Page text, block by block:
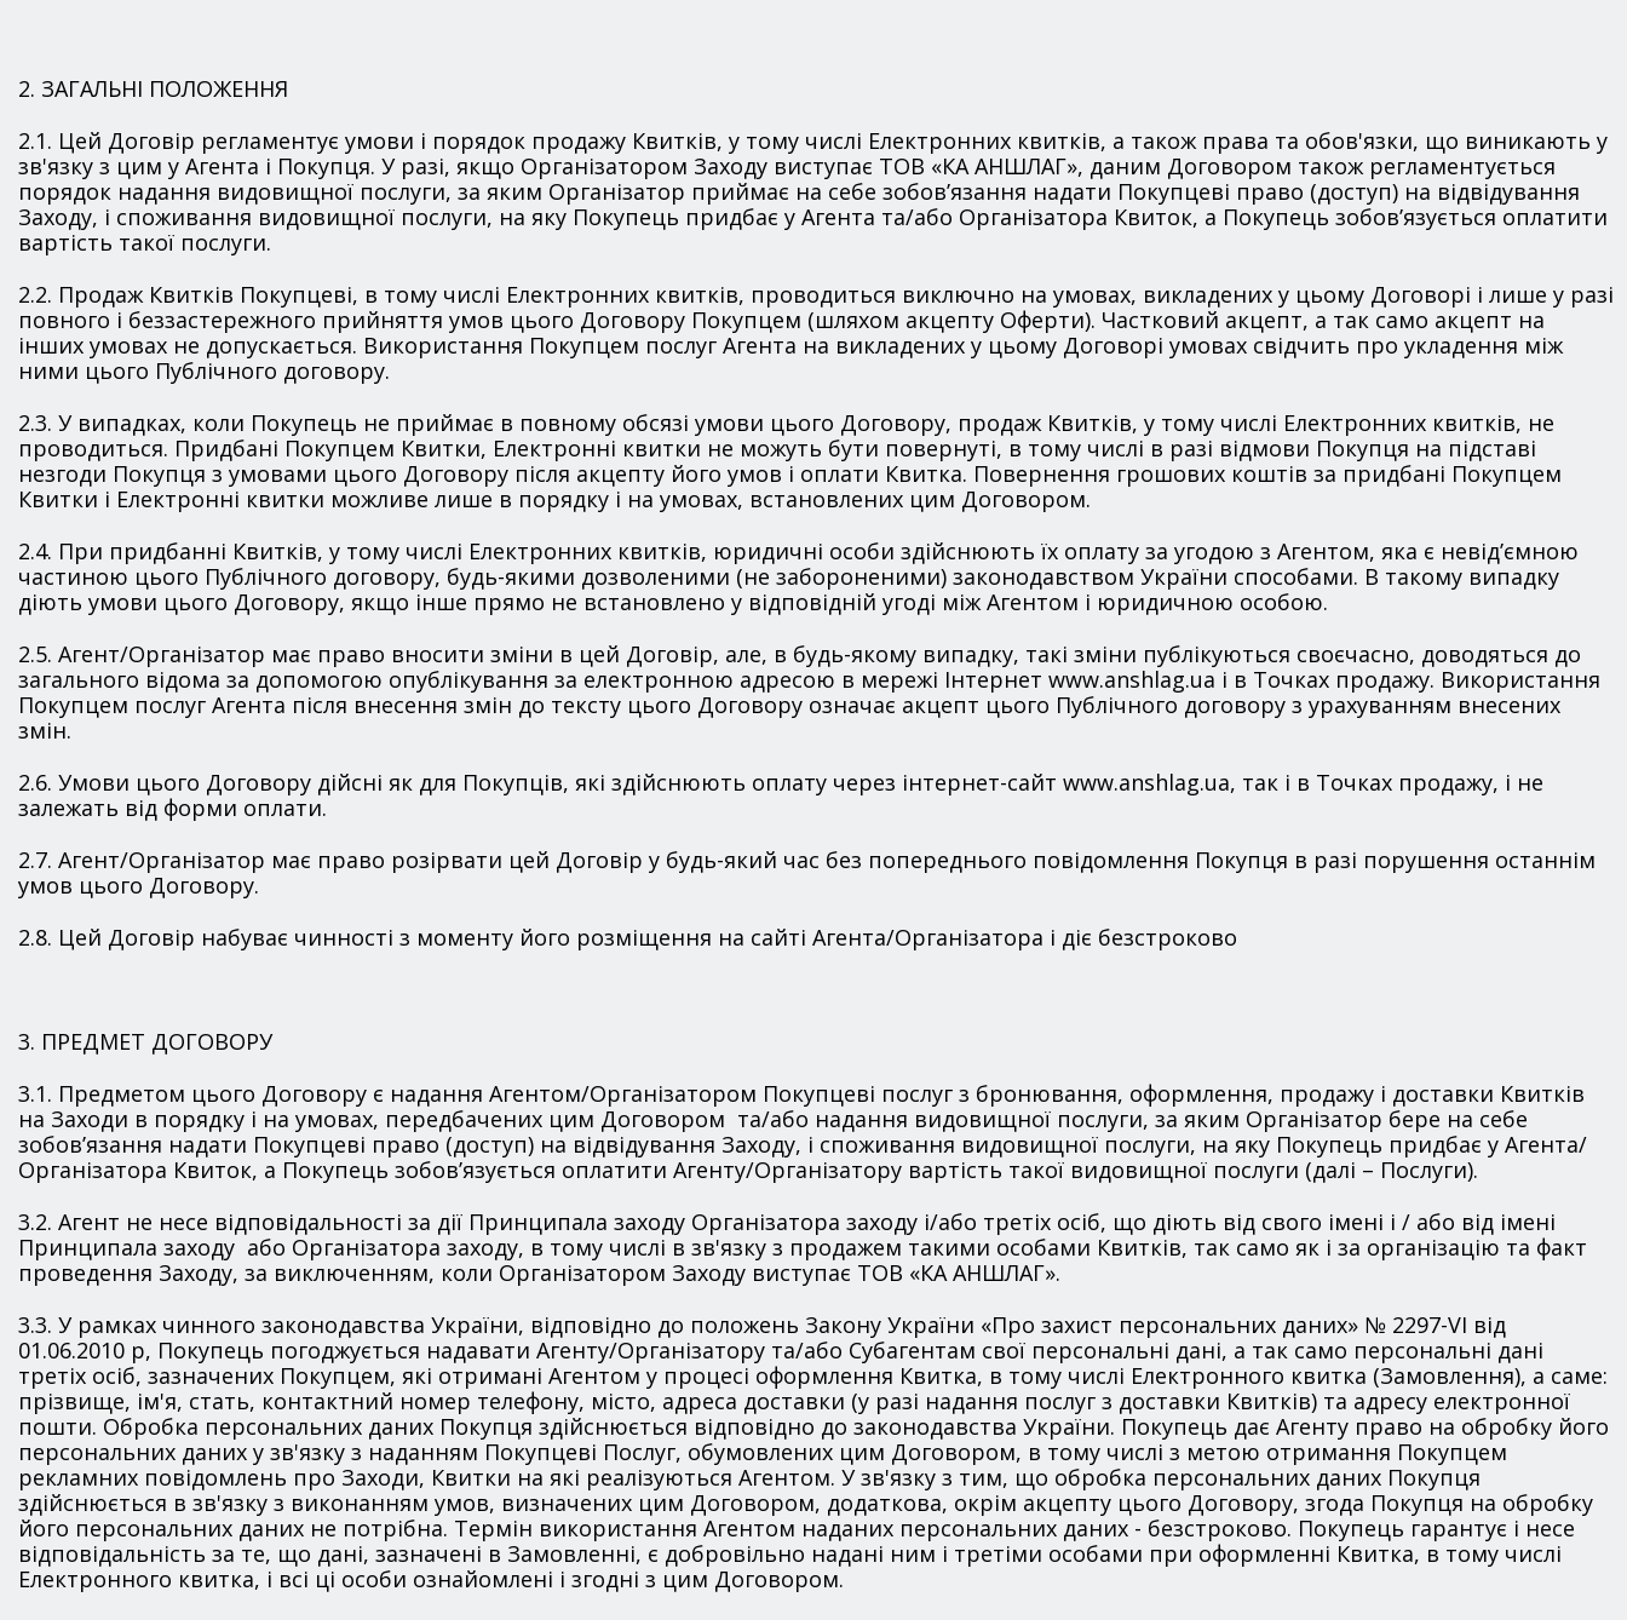
2. ЗАГАЛЬНІ ПОЛОЖЕННЯ
2.1. Цей Договір регламентує умови і порядок продажу Квитків, у тому числі Електронних квитків, а також права та обов'язки, що виникають у
зв'язку з цим у Агента і Покупця. У разі, якщо Організатором Заходу виступає ТОВ «КА АНШЛАГ», даним Договором також регламентується
порядок надання видовищної послуги, за яким Організатор приймає на себе зобов’язання надати Покупцеві право (доступ) на відвідування
Заходу, і споживання видовищної послуги, на яку Покупець придбає у Агента та/або Організатора Квиток, а Покупець зобов’язується оплатити
вартість такої послуги.
2.2. Продаж Квитків Покупцеві, в тому числі Електронних квитків, проводиться виключно на умовах, викладених у цьому Договорі і лише у разі
повного і беззастережного прийняття умов цього Договору Покупцем (шляхом акцепту Оферти). Частковий акцепт, а так само акцепт на
інших умовах не допускається. Використання Покупцем послуг Агента на викладених у цьому Договорі умовах свідчить про укладення між
ними цього Публічного договору.
2.3. У випадках, коли Покупець не приймає в повному обсязі умови цього Договору, продаж Квитків, у тому числі Електронних квитків, не
проводиться. Придбані Покупцем Квитки, Електронні квитки не можуть бути повернуті, в тому числі в разі відмови Покупця на підставі
незгоди Покупця з умовами цього Договору після акцепту його умов і оплати Квитка. Повернення грошових коштів за придбані Покупцем
Квитки і Електронні квитки можливе лише в порядку і на умовах, встановлених цим Договором.
2.4. При придбанні Квитків, у тому числі Електронних квитків, юридичні особи здійснюють їх оплату за угодою з Агентом, яка є невід’ємною
частиною цього Публічного договору, будь-якими дозволеними (не забороненими) законодавством України способами. В такому випадку
діють умови цього Договору, якщо інше прямо не встановлено у відповідній угоді між Агентом і юридичною особою.
2.5. Агент/Організатор має право вносити зміни в цей Договір, але, в будь-якому випадку, такі зміни публікуються своєчасно, доводяться до
загального відома за допомогою опублікування за електронною адресою в мережі Інтернет www.anshlag.ua і в Точках продажу. Використання
Покупцем послуг Агента після внесення змін до тексту цього Договору означає акцепт цього Публічного договору з урахуванням внесених
змін.
2.6. Умови цього Договору дійсні як для Покупців, які здійснюють оплату через інтернет-сайт www.anshlag.ua, так і в Точках продажу, і не
залежать від форми оплати.
2.7. Агент/Організатор має право розірвати цей Договір у будь-який час без попереднього повідомлення Покупця в разі порушення останнім
умов цього Договору.
2.8. Цей Договір набуває чинності з моменту його розміщення на сайті Агента/Організатора і діє безстроково
3. ПРЕДМЕТ ДОГОВОРУ
3.1. Предметом цього Договору є надання Агентом/Організатором Покупцеві послуг з бронювання, оформлення, продажу і доставки Квитків
на Заходи в порядку і на умовах, передбачених цим Договором та/або надання видовищної послуги, за яким Організатор бере на себе
зобов’язання надати Покупцеві право (доступ) на відвідування Заходу, і споживання видовищної послуги, на яку Покупець придбає у Агента/
Організатора Квиток, а Покупець зобов’язується оплатити Агенту/Організатору вартість такої видовищної послуги (далі – Послуги).
3.2. Агент не несе відповідальності за дії Принципала заходу Організатора заходу і/або третіх осіб, що діють від свого імені і / або від імені
Принципала заходу або Організатора заходу, в тому числі в зв'язку з продажем такими особами Квитків, так само як і за організацію та факт
проведення Заходу, за виключенням, коли Організатором Заходу виступає ТОВ «КА АНШЛАГ».
3.3. У рамках чинного законодавства України, відповідно до положень Закону України «Про захист персональних даних» № 2297-VI від
01.06.2010 р, Покупець погоджується надавати Агенту/Організатору та/або Субагентам свої персональні дані, а так само персональні дані
третіх осіб, зазначених Покупцем, які отримані Агентом у процесі оформлення Квитка, в тому числі Електронного квитка (Замовлення), а саме:
прізвище, ім'я, стать, контактний номер телефону, місто, адреса доставки (у разі надання послуг з доставки Квитків) та адресу електронної
пошти. Обробка персональних даних Покупця здійснюється відповідно до законодавства України. Покупець дає Агенту право на обробку його
персональних даних у зв'язку з наданням Покупцеві Послуг, обумовлених цим Договором, в тому числі з метою отримання Покупцем
рекламних повідомлень про Заходи, Квитки на які реалізуються Агентом. У зв'язку з тим, що обробка персональних даних Покупця
здійснюється в зв'язку з виконанням умов, визначених цим Договором, додаткова, окрім акцепту цього Договору, згода Покупця на обробку
його персональних даних не потрібна. Термін використання Агентом наданих персональних даних - безстроково. Покупець гарантує і несе
відповідальність за те, що дані, зазначені в Замовленні, є добровільно надані ним і третіми особами при оформленні Квитка, в тому числі
Електронного квитка, і всі ці особи ознайомлені і згодні з цим Договором.